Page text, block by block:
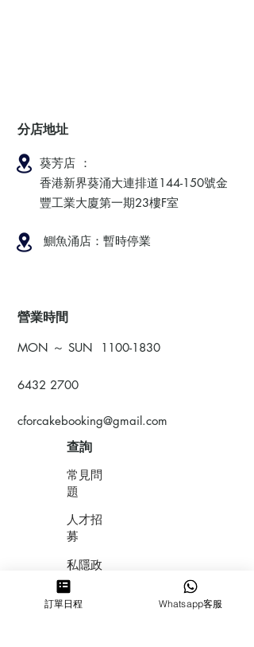
分店地址
葵芳店 ：
香港新界葵涌大連排道144-150號金
豐工業大廈第一期23樓F室
鰂魚涌店：暫時停業
​營業時間
MON ～ SUN 1100-1830
6432 2700
cforcakebooking@gmail.com
查詢
常見問
題
人才招
募
私隱政
策
​積分計
訂單日程 Whatsapp客服